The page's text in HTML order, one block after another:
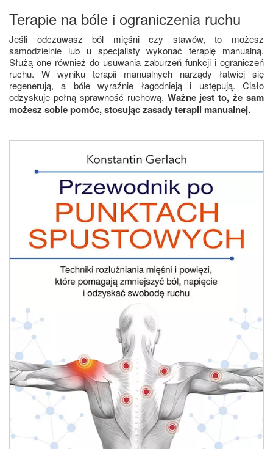
Terapie na bóle i ograniczenia ruchu
Jeśli odczuwasz ból mięśni czy stawów, to możesz
samodzielnie lub u specjalisty wykonać terapię manualną.
Służą one również do usuwania zaburzeń funkcji i ograniczeń
ruchu. W wyniku terapii manualnych narządy łatwiej się
regenerują, a bóle wyraźnie łagodnieją i ustępują. Ciało
odzyskuje pełną sprawność ruchową. Ważne jest to, że sam
możesz sobie pomóc, stosując zasady terapii manualnej.